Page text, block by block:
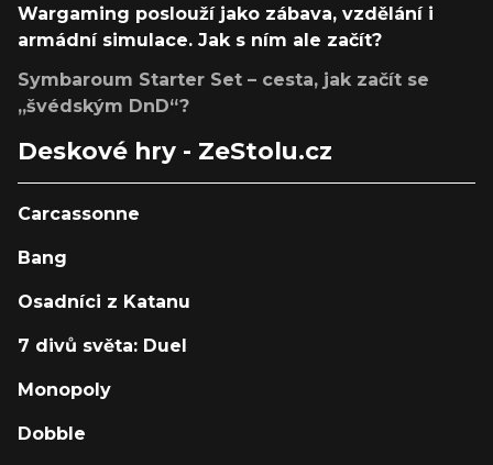
Wargaming poslouží jako zábava, vzdělání i
armádní simulace. Jak s ním ale začít?
Symbaroum Starter Set – cesta, jak začít se
„švédským DnD“?
Deskové hry - ZeStolu.cz
Carcassonne
Bang
Osadníci z Katanu
7 divů světa: Duel
Monopoly
Dobble